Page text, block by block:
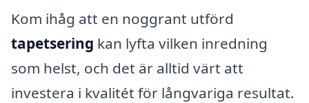
Kom ihåg att en noggrant utförd
tapetsering kan lyfta vilken inredning
som helst, och det är alltid värt att
investera i kvalitét för långvariga resultat.